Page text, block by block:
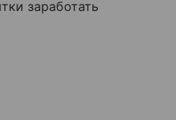
заработать